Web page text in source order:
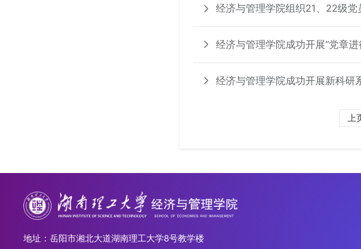
经济与管理学院组织21、22级党
经济与管理学院成功开展“党章
经济与管理学院成功开展新科研
上
地址：岳阳市湘北大道湖南理工大学8号教学楼